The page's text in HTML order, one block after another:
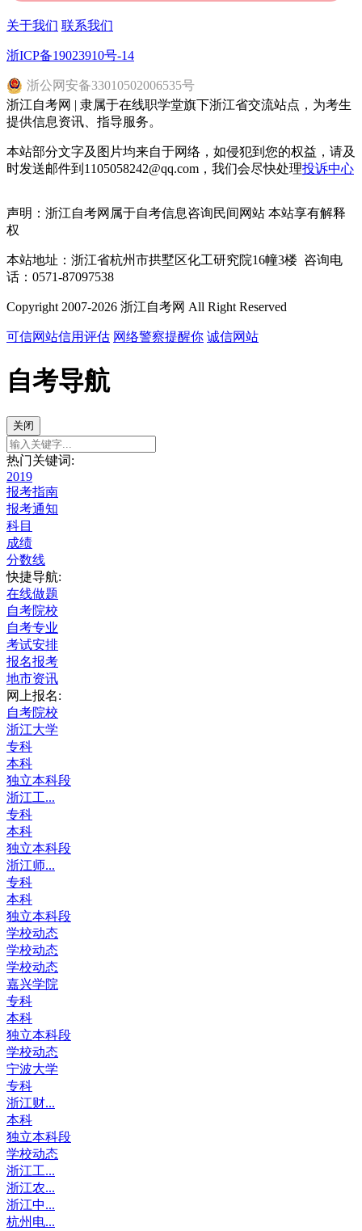
关于我们 联系我们
浙ICP备19023910号-14
浙公网安备33010502006535号
浙江自考网 | 隶属于在线职学堂旗下浙江省交流站点，为考生
提供信息资讯、指导服务。
本站部分文字及图片均来自于网络，如侵犯到您的权益，请及
时发送邮件到1105058242@qq.com，我们会尽快处理投诉中心
声明：浙江自考网属于自考信息咨询民间网站 本站享有解释
权
本站地址：浙江省杭州市拱墅区化工研究院16幢3楼 咨询电
话：0571-87097538
Copyright 2007-2026 浙江自考网 All Right Reserved
可信网站信用评估 网络警察提醒你 诚信网站
自考导航
关闭
热门关键词:
2019
报考指南
报考通知
科目
成绩
分数线
快捷导航:
在线做题
自考院校
自考专业
考试安排
报名报考
地市资讯
网上报名:
自考院校
浙江大学
专科
本科
独立本科段
浙江工...
专科
本科
独立本科段
浙江师...
专科
本科
独立本科段
学校动态
学校动态
学校动态
嘉兴学院
专科
本科
独立本科段
学校动态
宁波大学
专科
浙江财...
本科
独立本科段
学校动态
浙江工...
浙江农...
浙江中...
杭州电...